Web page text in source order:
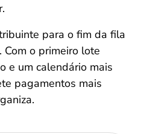
para o fim da fila
. Com o primeiro lote
e um calendário mais
pagamentos mais